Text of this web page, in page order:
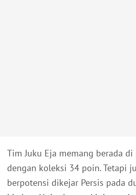
Tim Juku Eja memang berada
dengan koleksi 34 poin. Tetapi
berpotensi dikejar Persis pada